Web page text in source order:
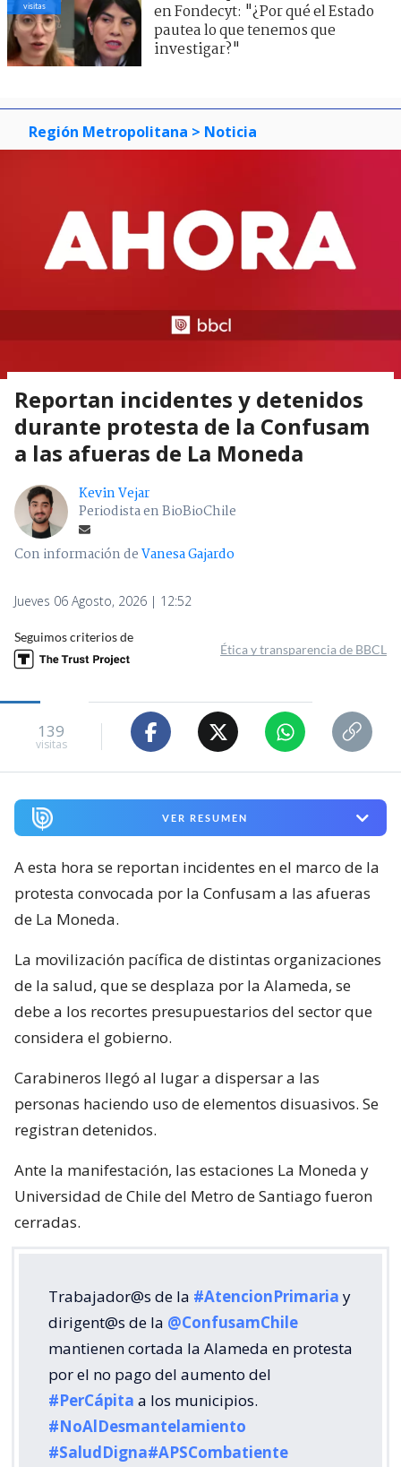
visitas
en Fondecyt: "¿Por qué el Estado
pautea lo que tenemos que
investigar?"
Región Metropolitana > Noticia
Reportan incidentes y detenidos
durante protesta de la Confusam
a las afueras de La Moneda
Kevin Vejar
Periodista en BioBioChile
Con información deVanesa Gajardo
Jueves 06 Agosto, 2026 | 12:52
Seguimos criterios de
Ética y transparencia de BBCL
139
visitas
VER RESUMEN
A esta hora se reportan incidentes en el marco de la
protesta convocada por la Confusam a las afueras
de La Moneda.
La movilización pacífica de distintas organizaciones
de la salud, que se desplaza por la Alameda, se
debe a los recortes presupuestarios del sector que
considera el gobierno.
Carabineros llegó al lugar a dispersar a las
personas haciendo uso de elementos disuasivos. Se
registran detenidos.
Ante la manifestación, las estaciones La Moneda y
Universidad de Chile del Metro de Santiago fueron
cerradas.
Trabajador@s de la #AtencionPrimaria y
dirigent@s de la @ConfusamChile
mantienen cortada la Alameda en protesta
por el no pago del aumento del
#PerCápita a los municipios.
#NoAlDesmantelamiento
#SaludDigna#APSCombatiente